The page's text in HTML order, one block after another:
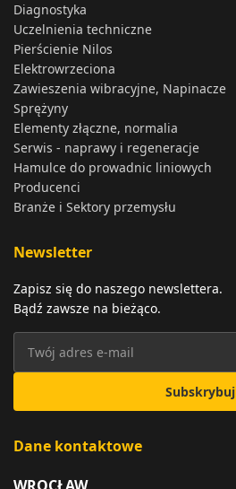
Diagnostyka
Uczelnienia techniczne
Pierścienie Nilos
Elektrowrzeciona
Zawieszenia wibracyjne, Napinacze
Sprężyny
Elementy złączne, normalia
Serwis - naprawy i regeneracje
Hamulce do prowadnic liniowych
Producenci
Branże i Sektory przemysłu
Newsletter
Zapisz się do naszego newslettera.
Bądź zawsze na bieżąco.
Subskrybuj
Dane kontaktowe